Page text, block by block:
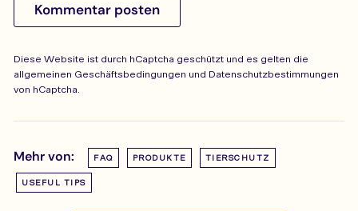
Kommentar posten
Diese Website ist durch hCaptcha geschützt und es gelten die
allgemeinen Geschäftsbedingungen und Datenschutzbestimmungen
von hCaptcha.
Mehr von: FAQ PRODUKTE TIERSCHUTZ
USEFUL TIPS